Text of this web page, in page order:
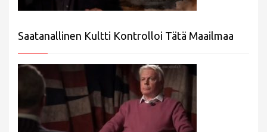
Saatanallinen Kultti Kontrolloi Tätä Maailmaa